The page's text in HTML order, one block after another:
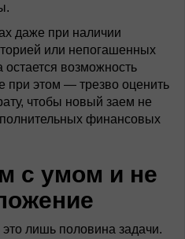
даже при наличии
или непогашенных
остается возможность
при этом — трезво оценить
чтобы новый заем не
финансовых
с умом и не
лишь половина задачи.